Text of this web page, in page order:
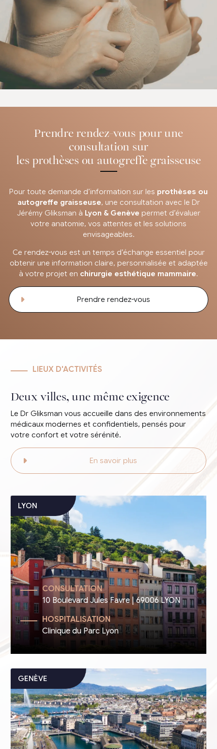
Prendre rendez-vous pour une
consultation sur
les prothèses ou autogreffe graisseuse
Pour toute demande d’information sur les prothèses ou
autogreffe graisseuse, une consultation avec le Dr
Jérémy Gliksman à Lyon & Genève permet d’évaluer
votre anatomie, vos attentes et les solutions
envisageables.
Ce rendez-vous est un temps d’échange essentiel pour
obtenir une information claire, personnalisée et adaptée
à votre projet en chirurgie esthétique mammaire.
Prendre rendez-vous
LIEUX D'ACTIVITÉS
Deux villes, une même exigence
Le Dr Gliksman vous accueille dans des environnements
médicaux modernes et confidentiels, pensés pour
votre confort et votre sérénité.
En savoir plus
CONSULTATION
10 Boulevard Jules Favre | 69006 LYON
HOSPITALISATION
Clinique du Parc Lyon